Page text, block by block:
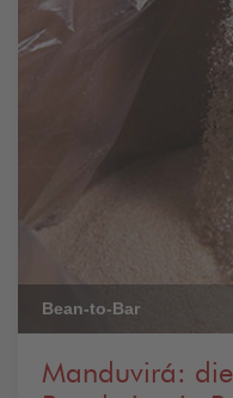
Bean-to-Bar
Manduvirá: